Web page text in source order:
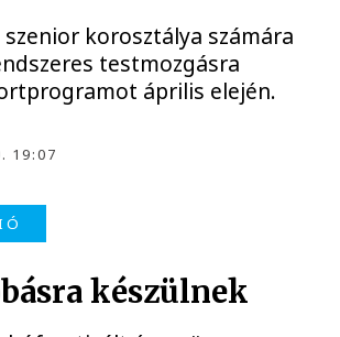
korosztálya számára
testmozgásra
április elején.
19:07
készülnek